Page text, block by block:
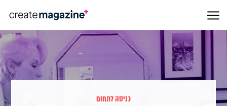
כניסה לתחום